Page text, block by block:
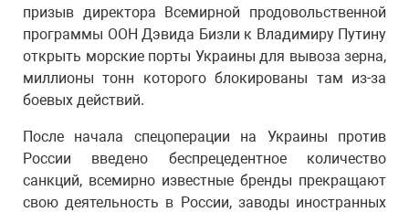
призыв директора Всемирной продовольственной
программы ООН Дэвида Бизли к Владимиру Путину
открыть морские порты Украины для вывоза зерна,
миллионы тонн которого блокированы там из-за
боевых действий.
После начала спецоперации на Украины против
России введено беспрецедентное количество
санкций, всемирно известные бренды прекращают
свою деятельность в России, заводы иностранных